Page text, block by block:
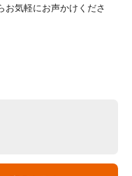
お気軽にお声かけくださ